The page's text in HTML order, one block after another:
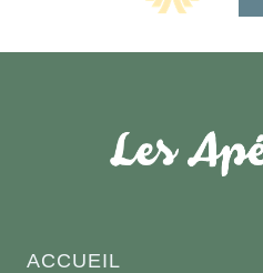
ACCUEIL